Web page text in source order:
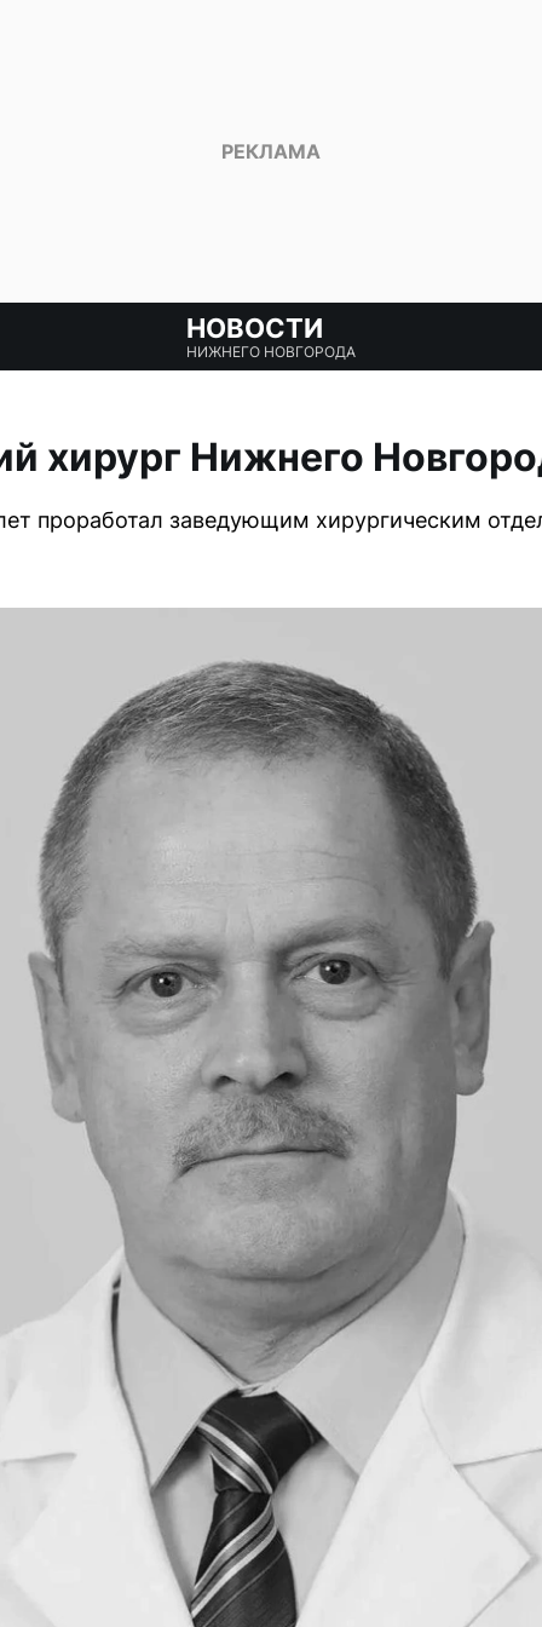
НОВОСТИ
НИЖНЕГО НОВГОРОДА
хирург Нижнего
проработал заведующим хирургическим